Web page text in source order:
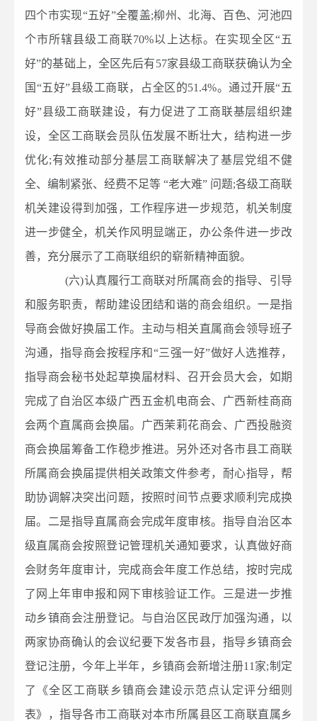
四个市实现“五好”全覆盖;柳州、北海、百色、河池四
个市所辖县级工商联70%以上达标。在实现全区“五
好”的基础上，全区先后有57家县级工商联获确认为全
国“五好”县级工商联，占全区的51.4%。通过开展“五
好”县级工商联建设，有力促进了工商联基层组织建
设，全区工商联会员队伍发展不断壮大，结构进一步
优化;有效推动部分基层工商联解决了基层党组不健
全、编制紧张、经费不足等 “老大难” 问题;各级工商联
机关建设得到加强，工作程序进一步规范，机关制度
进一步健全，机关作风明显端正，办公条件进一步改
善，充分展示了工商联组织的崭新精神面貌。
(六)认真履行工商联对所属商会的指导、引导
和服务职责，帮助建设团结和谐的商会组织。一是指
导商会做好换届工作。主动与相关直属商会领导班子
沟通，指导商会按程序和“三强一好”做好人选推荐，
指导商会秘书处起草换届材料、召开会员大会，如期
完成了自治区本级广西五金机电商会、广西新桂商商
会两个直属商会换届。广西茉莉花商会、广西投融资
商会换届筹备工作稳步推进。另外还对各市县工商联
所属商会换届提供相关政策文件参考，耐心指导，帮
助协调解决突出问题，按照时间节点要求顺利完成换
届。二是指导直属商会完成年度审核。指导自治区本
级直属商会按照登记管理机关通知要求，认真做好商
会财务年度审计，完成商会年度工作总结，按时完成
了网上年审申报和网下审核验证工作。三是进一步推
动乡镇商会注册登记。与自治区民政厅加强沟通，以
两家协商确认的会议纪要下发各市县，指导乡镇商会
登记注册，今年上半年，乡镇商会新增注册11家;制定
了《全区工商联乡镇商会建设示范点认定评分细则
表》，指导各市工商联对本市所属县区工商联直属乡